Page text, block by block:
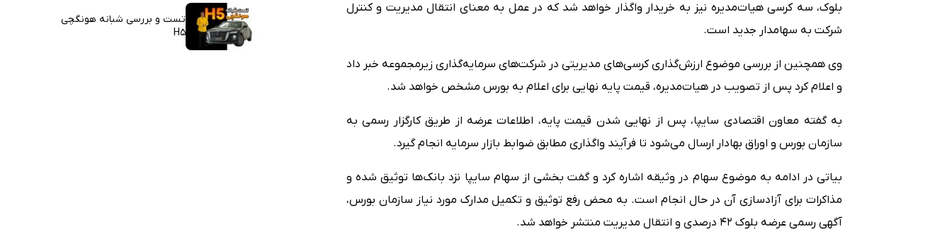
بلوک، سه کرسی هیات‌مدیره نیز به خریدار واگذار خواهد شد که در عمل به معنای انتقال مدیریت و کنترل
شرکت به سهامدار جدید است.
وی همچنین از بررسی موضوع ارزش‌گذاری کرسی‌های مدیریتی در شرکت‌های سرمایه‌گذاری زیرمجموعه خبر داد
و اعلام کرد پس از تصویب در هیات‌مدیره، قیمت پایه نهایی برای اعلام به بورس مشخص خواهد شد.
به گفته معاون اقتصادی سایپا، پس از نهایی شدن قیمت پایه، اطلاعات عرضه از طریق کارگزار رسمی به
سازمان بورس و اوراق بهادار ارسال می‌شود تا فرآیند واگذاری مطابق ضوابط بازار سرمایه انجام گیرد.
بیاتی در ادامه به موضوع سهام در وثیقه اشاره کرد و گفت بخشی از سهام سایپا نزد بانک‌ها توثیق شده و
مذاکرات برای آزادسازی آن در حال انجام است. به محض رفع توثیق و تکمیل مدارک مورد نیاز سازمان بورس،
آگهی رسمی عرضه بلوک ۴۲ درصدی و انتقال مدیریت منتشر خواهد شد.
تست و بررسی شبانه هونگچی
H5